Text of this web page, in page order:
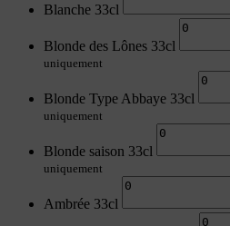
Blanche 33cl
Blonde des Lônes 33cl
uniquement
Blonde Type Abbaye 33cl
uniquement
Blonde saison 33cl
uniquement
Ambrée 33cl